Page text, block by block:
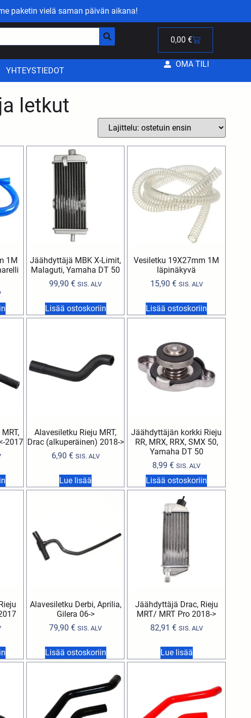
paketin vielä saman päivän aikana!
0,00 €
YHTEYSTIEDOT
OMA TILI
letkut
1M
Jäähdyttäjä MBK X-Limit,
Malaguti, Yamaha DT 50
99,90€ SIS. ALV
Lisää ostoskoriin
Vesiletku 19X27mm 1M
läpinäkyvä
15,90 € SIS. ALV
Lisää ostoskoriin
2017
Alavesiletku Rieju MRT,
Drac (alkuperäinen) 2018->
6,90 € SIS. ALV
Lue lisää
Jäähdyttäjän korkki Rieju
RR, MRX, RRX, SMX 50,
Yamaha DT 50
8,99€ SIS. ALV
Lisää ostoskoriin
Alavesiletku Derbi, Aprilia,
Gilera 06->
79,90€ SIS. ALV
Lisää ostoskoriin
Jäähdyttäjä Drac, Rieju
MRT/ MRT Pro 2018->
82,91 € SIS. ALV
Lue lisää